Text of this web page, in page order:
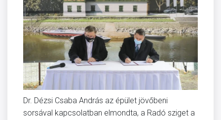
Dr. Dézsi Csaba András az épület jövőbeni
sorsával kapcsolatban elmondta, a Radó sziget a